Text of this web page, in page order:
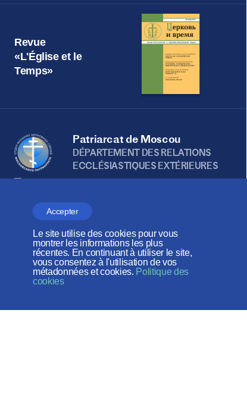
Accepter
Le site utilise des cookies pour vous
montrer les informations les plus
récentes. En continuant à utiliser le site,
vous consentez à l'utilisation de vos
métadonnées et cookies. Politique des
cookies
Revue
«L'Église et le
Temps»
Patriarcat de Moscou
DÉPARTEMENT DES RELATIONS
ECCLÉSIASTIQUES EXTÉRIEURES
Веб-сайт создан при содействии
Фонда поддержки христианской
культуры и наследия